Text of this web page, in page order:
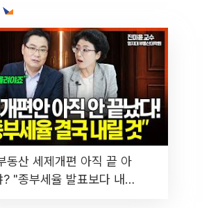
동산 세제개편 아직 끝 아
? "종부세율 발표보다 내릴